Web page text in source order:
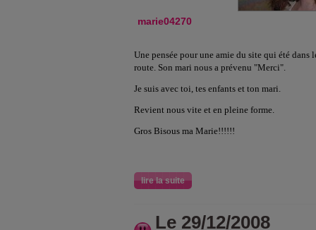
marie04270
Une pensée pour une amie du site qui été dans
route. Son mari nous a prévenu "Merci".
Je suis avec toi, tes enfants et ton mari.
Revient nous vite et en pleine forme.
Gros Bisous ma Marie!!!!!!
lire la suite
Le 29/12/2008